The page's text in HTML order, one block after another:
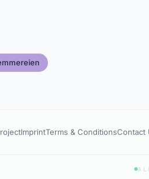
ImprintTerms & ConditionsContact